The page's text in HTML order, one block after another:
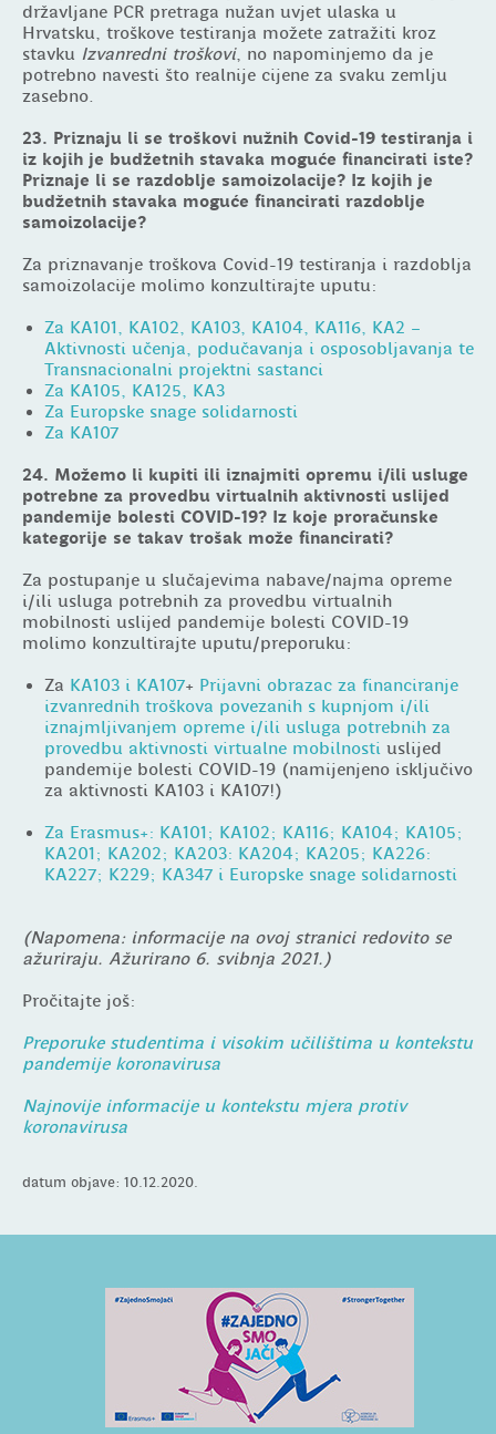
državljane PCR pretraga nužan uvjet ulaska u
Hrvatsku, troškove testiranja možete zatražiti kroz
stavku Izvanredni troškovi, no napominjemo da je
potrebno navesti što realnije cijene za svaku zemlju
zasebno.
23. Priznaju li se troškovi nužnih Covid-19 testiranja i
iz kojih je budžetnih stavaka moguće financirati iste?
Priznaje li se razdoblje samoizolacije? Iz kojih je
budžetnih stavaka moguće financirati razdoblje
samoizolacije?
Za priznavanje troškova Covid-19 testiranja i razdoblja
samoizolacije molimo konzultirajte uputu:
Za KA101, KA102, KA103, KA104, KA116, KA2 –
Aktivnosti učenja, podučavanja i osposobljavanja te
Transnacionalni projektni sastanci
Za KA105, KA125, KA3
Za Europske snage solidarnosti
Za KA107
24. Možemo li kupiti ili iznajmiti opremu i/ili usluge
potrebne za provedbu virtualnih aktivnosti uslijed
pandemije bolesti COVID-19? Iz koje proračunske
kategorije se takav trošak može financirati?
Za postupanje u slučajevima nabave/najma opreme
i/ili usluga potrebnih za provedbu virtualnih
mobilnosti uslijed pandemije bolesti COVID-19
molimo konzultirajte uputu/preporuku:
Za KA103 i KA107+ Prijavni obrazac za financiranje
izvanrednih troškova povezanih s kupnjom i/ili
iznajmljivanjem opreme i/ili usluga potrebnih za
provedbu aktivnosti virtualne mobilnosti uslijed
pandemije bolesti COVID-19 (namijenjeno isključivo
za aktivnosti KA103 i KA107!)
Za Erasmus+: KA101; KA102; KA116; KA104; KA105;
KA201; KA202; KA203: KA204; KA205; KA226:
KA227; K229; KA347 i Europske snage solidarnosti
(Napomena: informacije na ovoj stranici redovito se
ažuriraju. Ažurirano 6. svibnja 2021.)
Pročitajte još:
Preporuke studentima i visokim učilištima u kontekstu
pandemije koronavirusa
Najnovije informacije u kontekstu mjera protiv
koronavirusa
datum objave: 10.12.2020.